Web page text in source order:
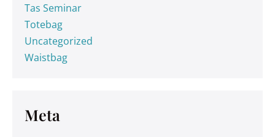
Tas Seminar
Totebag
Uncategorized
Waistbag
Meta